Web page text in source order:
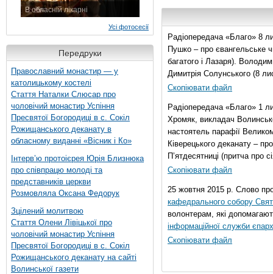
В обласній лікарні
Усі фотосесії
Передруки
Православний монастир — у
католицькому костелі
Стаття Наталки Слюсар про
чоловічий монастир Успіння
Пресвятої Богородиці в с. Сокіл
Рожищанського деканату в
обласному виданні «Вісник і Ко»
Інтерв’ю протоієрея Юрія Близнюка
про співпрацю молоді та
представників церкви
Розмовляла Оксана Федорук
Зцілений молитвою
Стаття Олени Лівіцької про
чоловічий монастир Успіння
Пресвятої Богородиці в с. Сокіл
Рожищанського деканату на сайті
Волинської газети
Радіопередача «Благо» 8
Пушко – про євангельське
багатого і Лазаря).
Димитрія Солунського (8
Скопіювати файл
Радіопередача «Благо» 1
Хромяк, викладач
настоятель парафії
Ківерецького деканату –
П’ятдесятниці (притча про
Скопіювати файл
25 жовтня 2015 р. Слово
кафедрального собору
волонтерам, які
інформаційної служби
Скопіювати файл